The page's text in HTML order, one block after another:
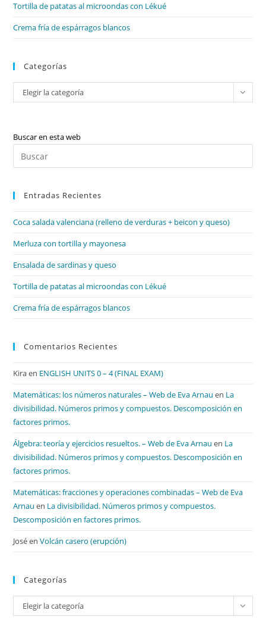
Tortilla de patatas al microondas con Lékué
Crema fría de espárragos blancos
Categorías
Categorías
Elegir la categoría
Buscar en esta web
Entradas Recientes
Coca salada valenciana (relleno de verduras + beicon y queso)
Merluza con tortilla y mayonesa
Ensalada de sardinas y queso
Tortilla de patatas al microondas con Lékué
Crema fría de espárragos blancos
Comentarios Recientes
Kiraen ENGLISH UNITS 0 – 4 (FINAL EXAM)
Matemáticas: los números naturales – Web de Eva Arnau en La
divisibilidad. Números primos y compuestos. Descomposición en
factores primos.
Álgebra: teoría y ejercicios resueltos. – Web de Eva Arnau en La
divisibilidad. Números primos y compuestos. Descomposición en
factores primos.
Matemáticas: fracciones y operaciones combinadas – Web de Eva
Arnau en La divisibilidad. Números primos y compuestos.
Descomposición en factores primos.
JoséenVolcán casero (erupción)
Categorías
Categorías
Elegir la categoría